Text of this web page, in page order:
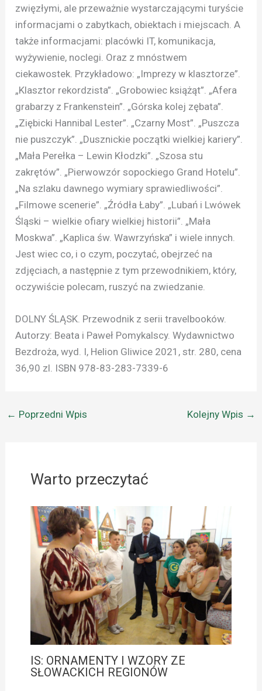
zwięzłymi, ale przeważnie wystarczającymi turyście
informacjami o zabytkach, obiektach i miejscach. A
także informacjami: placówki IT, komunikacja,
wyżywienie, noclegi. Oraz z mnóstwem
ciekawostek. Przykładowo: „Imprezy w klasztorze”.
„Klasztor rekordzista”. „Grobowiec książąt”. „Afera
grabarzy z Frankenstein”. „Górska kolej zębata”.
„Ziębicki Hannibal Lester”. „Czarny Most”. „Puszcza
nie puszczyk”. „Dusznickie początki wielkiej kariery”.
„Mała Perełka – Lewin Kłodzki”. „Szosa stu
zakrętów”. „Pierwowzór sopockiego Grand Hotelu”.
„Na szlaku dawnego wymiary sprawiedliwości”.
„Filmowe scenerie”. „Źródła Łaby”. „Lubań i Lwówek
Śląski – wielkie ofiary wielkiej historii”. „Mała
Moskwa”. „Kaplica św. Wawrzyńska” i wiele innych.
Jest wiec co, i o czym, poczytać, obejrzeć na
zdjęciach, a następnie z tym przewodnikiem, który,
oczywiście polecam, ruszyć na zwiedzanie.
DOLNY ŚLĄSK. Przewodnik z serii travelbooków.
Autorzy: Beata i Paweł Pomykalscy. Wydawnictwo
Bezdroża, wyd. I, Helion Gliwice 2021, str. 280, cena
36,90 zl. ISBN 978-83-283-7339-6
← Poprzedni Wpis Kolejny Wpis →
Warto przeczytać
IS: ORNAMENTY I WZORY ZE
SŁOWACKICH REGIONÓW